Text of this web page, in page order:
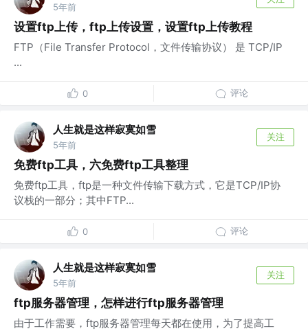
5年前
设置ftp上传，ftp上传设置，设置ftp上传教程
FTP（File Transfer Protocol，文件传输协议） 是 TCP/IP
...
0 评论
人生就是这样寂寞如雪
5年前
关注
免费ftp工具，六免费ftp工具整理
免费ftp工具，ftp是一种文件传输下载方式，它是TCP/IP协
议栈的一部分；其中FTP...
0 评论
人生就是这样寂寞如雪
5年前
关注
ftp服务器管理，怎样进行ftp服务器管理
由于工作需要，ftp服务器管理每天都在使用，为了提高工